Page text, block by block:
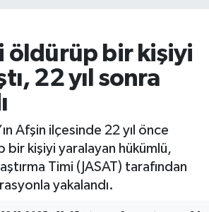
öldürüp bir kişiyi
22 yıl sonra
Afşin ilçesinde 22 yıl önce
bir kişiyi yaralayan hükümlü,
Timi (JASAT) tarafından
yakalandı.